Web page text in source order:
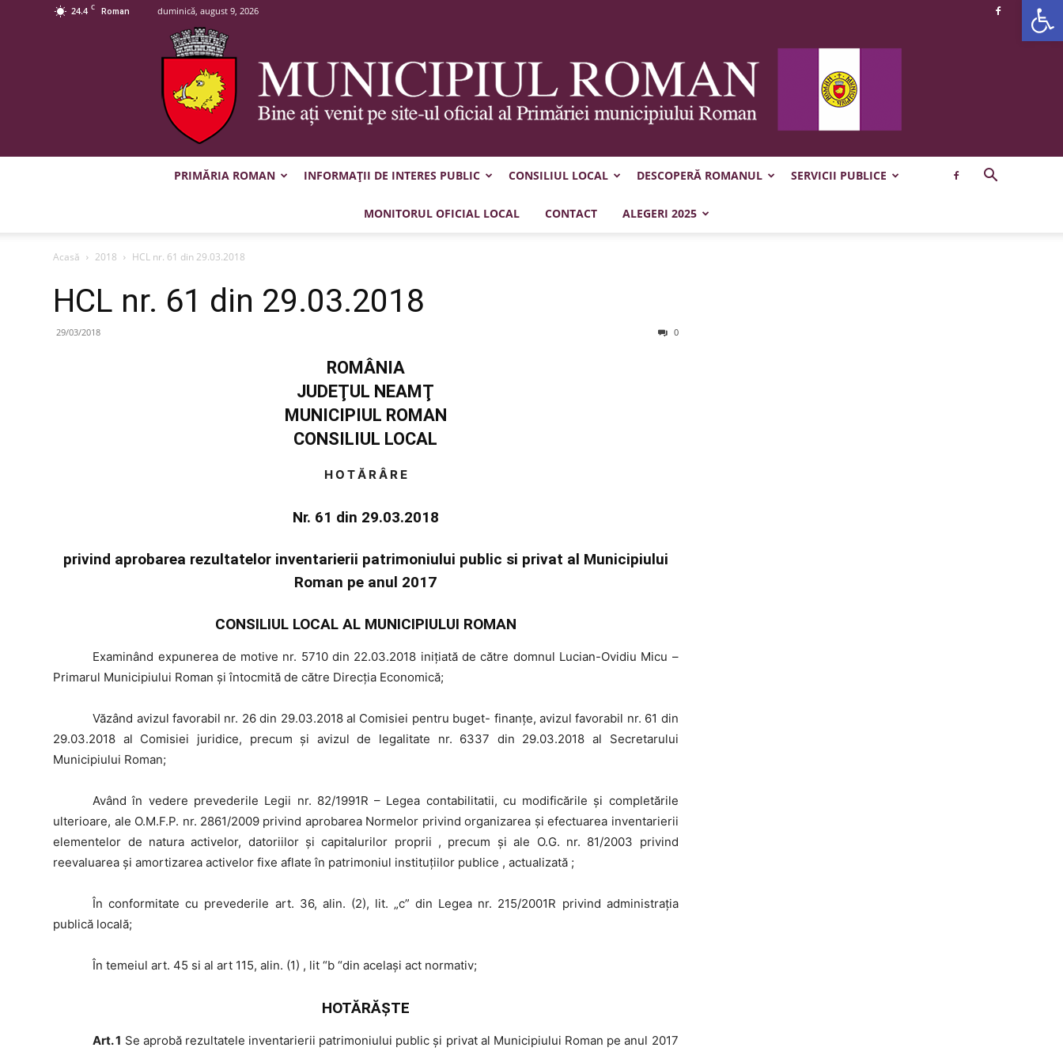
24.4 C Roman duminică, august 9, 2026
Municipiul
PRIMĂRIA ROMAN INFORMAȚII DE INTERES PUBLIC CONSILIUL LOCAL DESCOPERĂ ROMANUL SERVICII PUBLICE
MONITORUL OFICIAL LOCAL CONTACT ALEGERI 2025
Acasă 2018 HCL nr. 61 din 29.03.2018
HCL nr. 61 din 29.03.2018
29/03/2018 0
ROMÂNIA
JUDEŢUL NEAMŢ
MUNICIPIUL ROMAN
CONSILIUL LOCAL
H O T Ă R Â R E
Nr. 61 din 29.03.2018
privind aprobarea rezultatelor inventarierii patrimoniului public si privat al Municipiului
Roman pe anul 2017
CONSILIUL LOCAL AL MUNICIPIULUI ROMAN
Examinând expunerea de motive nr. 5710 din 22.03.2018 iniţiată de către domnul Lucian-Ovidiu Micu –
Primarul Municipiului Roman şi întocmită de către Direcţia Economică;
Văzând avizul favorabil nr. 26 din 29.03.2018 al Comisiei pentru buget- finanţe, avizul favorabil nr. 61 din
29.03.2018 al Comisiei juridice, precum şi avizul de legalitate nr. 6337 din 29.03.2018 al Secretarului
Municipiului Roman;
Având în vedere prevederile Legii nr. 82/1991R – Legea contabilitatii, cu modificările și completările
ulterioare, ale O.M.F.P. nr. 2861/2009 privind aprobarea Normelor privind organizarea și efectuarea inventarierii
elementelor de natura activelor, datoriilor și capitalurilor proprii , precum și ale O.G. nr. 81/2003 privind
reevaluarea și amortizarea activelor fixe aflate în patrimoniul instituțiilor publice , actualizată ;
În conformitate cu prevederile art. 36, alin. (2), lit. „c” din Legea nr. 215/2001R privind administraţia
publică locală;
În temeiul art. 45 si al art 115, alin. (1) , lit “b “din același act normativ;
HOTĂRĂŞTE
Art. 1 Se aprobă rezultatele inventarierii patrimoniului public și privat al Municipiului Roman pe anul 2017